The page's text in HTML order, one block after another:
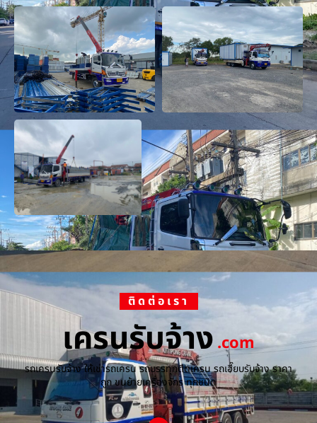
ติดต่อเรา
เครนรับจ้าง.com
รถเครนรับจ้าง ให้เช่ารถเครน รถบรรทุกติดเครน รถเฮี๊ยบรับจ้าง ราคา
ถูก ขนย้ายเครื่องจักร ทุกชนิด